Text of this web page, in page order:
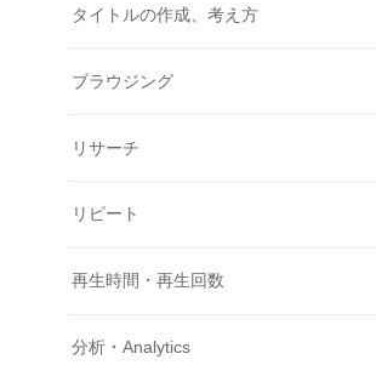
タイトルの作成、考え方
ブラウジング
リサーチ
リピート
再生時間・再生回数
分析・Analytics